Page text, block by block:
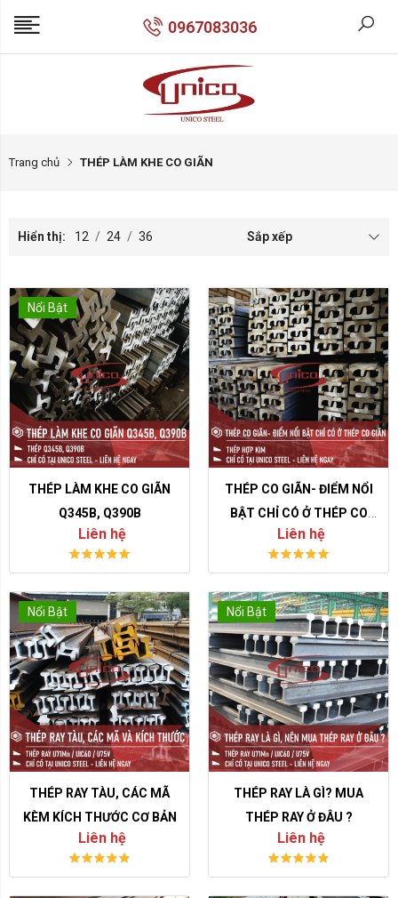
0967083036
Trang chủ THÉP LÀM KHE CO GIÃN
Hiển thị: 12 / 24 / 36 Sắp xếp
Nổi Bật
THÉP LÀM KHE CO GIÃN
Q345B, Q390B
Liên hệ
THÉP CO GIÃN- ĐIỂM NỔI
BẬT CHỈ CÓ Ở THÉP CO
GIÃN
Liên hệ
Nổi Bật
THÉP RAY TÀU, CÁC MÃ
KÈM KÍCH THƯỚC CƠ BẢN
Liên hệ
Nổi Bật
THÉP RAY LÀ GÌ? MUA
THÉP RAY Ở ĐÂU ?
Liên hệ